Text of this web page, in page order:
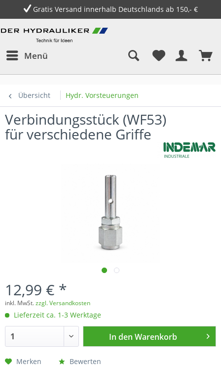
Gratis Versand innerhalb Deutschlands ab 150,- €
Menü
Übersicht Hydr. Vorsteuerungen
Verbindungsstück (WF53)
für verschiedene Griffe
12,99 € *
inkl. MwSt.zzgl. Versandkosten
Lieferzeit ca. 1-3 Werktage
In den Warenkorb
Merken Bewerten